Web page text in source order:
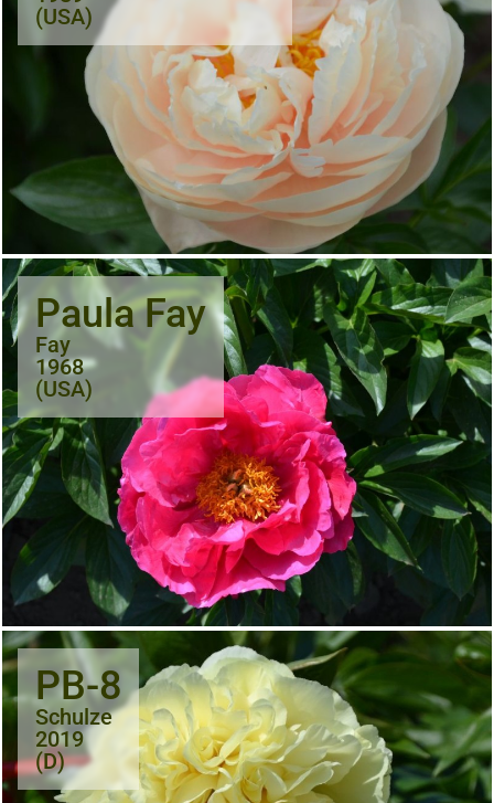
(USA)
Paula Fay
Fay
1968
(USA)
PB-8
Schulze
2019
(D)